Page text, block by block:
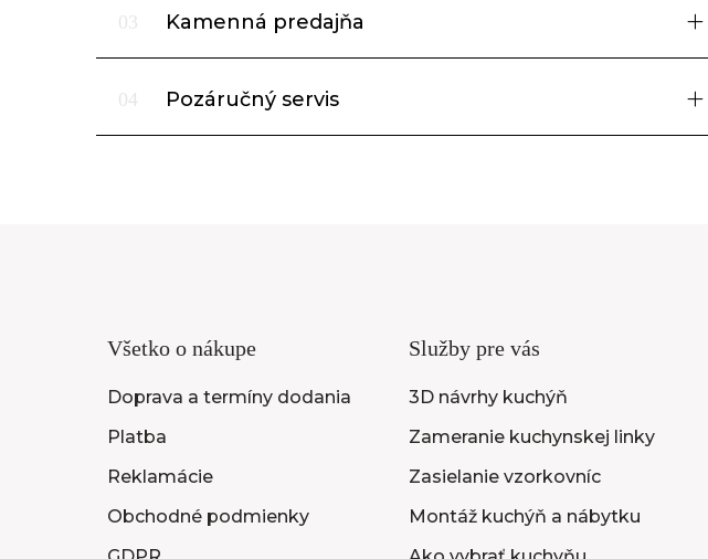
03 Kamenná predajňa
04 Pozáručný servis
Všetko o nákupe
Doprava a termíny dodania
Platba
Reklamácie
Obchodné podmienky
Služby pre vás
3D návrhy kuchýň
Zameranie kuchynskej linky
Zasielanie vzorkovníc
Montáž kuchýň a nábytku